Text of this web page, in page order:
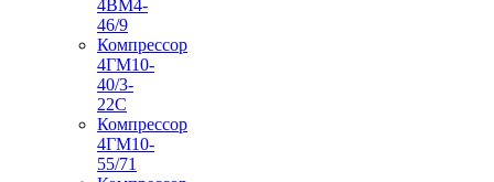
4ВМ4-
46/9
Компрессор
4ГМ10-
40/3-
22С
Компрессор
4ГМ10-
55/71